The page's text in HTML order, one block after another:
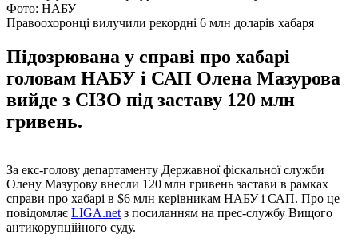
Фото: НАБУ
Правоохоронці вилучили рекордні 6 млн доларів хабаря
Підозрювана у справі про хабарі
головам НАБУ і САП Олена Мазурова
вийде з СІЗО під заставу 120 млн
гривень.
За екс-голову департаменту Державної фіскальної служби
Олену Мазурову внесли 120 млн гривень застави в рамках
справи про хабарі в $6 млн керівникам НАБУ і САП. Про це
повідомляє LIGA.net з посиланням на прес-службу Вищого
антикорупційного суду.